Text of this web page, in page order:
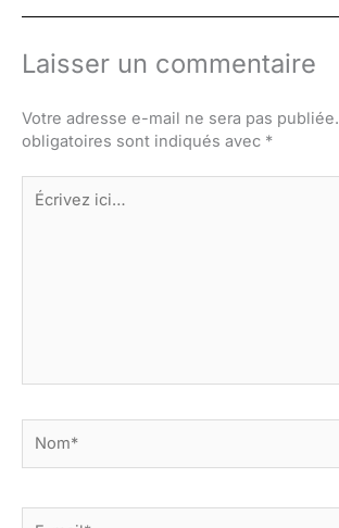
Laisser un commentaire
Votre adresse e-mail ne sera pas publiée.
obligatoires sont indiqués avec *
Écrivez
ici…